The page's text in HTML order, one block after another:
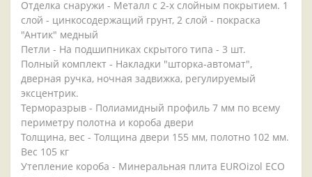
Отделка снаружи - Металл с 2-х слойным покрытием. 1
слой - цинкосодержащий грунт, 2 слой - покраска
"Антик" медный
Петли - На подшипниках скрытого типа - 3 шт.
Полный комплект - Накладки "шторка-автомат",
дверная ручка, ночная задвижка, регулируемый
эксцентрик.
Терморазрыв - Полиамидный профиль 7 мм по всему
периметру полотна и короба двери
Толщина, вес - Толщина двери 155 мм, полотно 102 мм.
Вес 105 кг
Утепление короба - Минеральная плита EUROizol ECO